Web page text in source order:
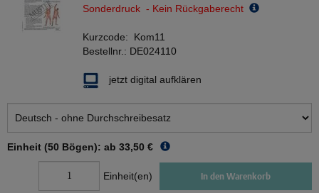
Sonderdruck - Kein Rückgaberecht
Kurzcode: Kom11
Bestellnr.: DE024110
jetzt digital aufklären
Einheit (50 Bögen): ab 33,50 €
Einheit(en) In den Warenkorb